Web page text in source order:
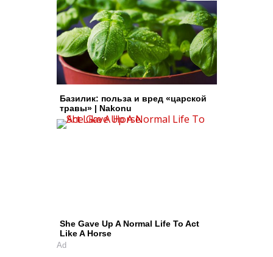
Базилик: польза и вред «царской
травы» | Nakonu
She Gave Up A Normal Life To Act
Like A Horse
Ad